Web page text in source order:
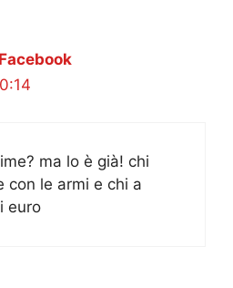
ma lo è già! chi
con le armi e chi a
euro